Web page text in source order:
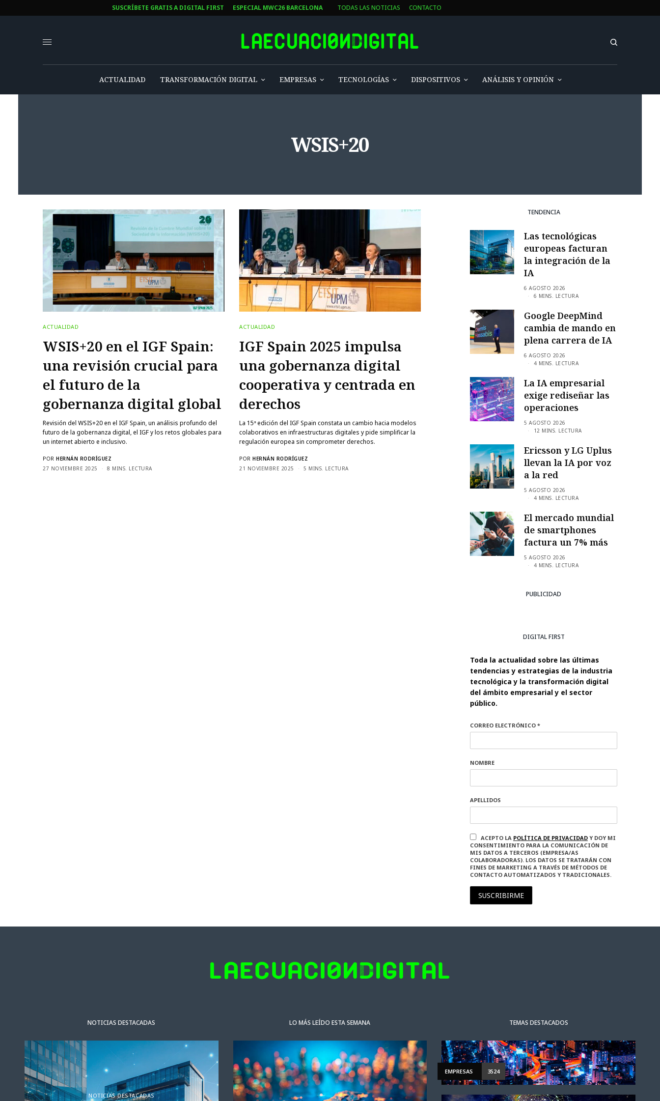
SUSCRÍBETE GRATIS A DIGITAL FIRST ESPECIAL MWC26 BARCELONA TODAS LAS NOTICIAS CONTACTO
ACTUALIDAD TRANSFORMACIÓN DIGITAL EMPRESAS TECNOLOGÍAS DISPOSITIVOS ANÁLISIS Y OPINIÓN
WSIS+20
ACTUALIDAD
WSIS+20 en el IGF Spain:
una revisión crucial para
el futuro de la
gobernanza digital global
Revisión del WSIS+20 en el IGF Spain, un análisis profundo del
futuro de la gobernanza digital, el IGF y los retos globales para
un internet abierto e inclusivo.
POR HERNÁN RODRÍGUEZ
27 NOVIEMBRE 2025
8 MINS. LECTURA
ACTUALIDAD
IGF Spain 2025 impulsa
una gobernanza digital
cooperativa y centrada en
derechos
La 15ª edición del IGF Spain constata un cambio hacia modelos
colaborativos en infraestructuras digitales y pide simplificar la
regulación europea sin comprometer derechos.
POR HERNÁN RODRÍGUEZ
21 NOVIEMBRE 2025
5 MINS. LECTURA
TENDENCIA
Las tecnológicas
europeas facturan
la integración de la
IA
6 AGOSTO 2026
6 MINS. LECTURA
Google DeepMind
cambia de mando en
plena carrera de IA
6 AGOSTO 2026
4 MINS. LECTURA
La IA empresarial
exige rediseñar las
operaciones
5 AGOSTO 2026
12 MINS. LECTURA
Ericsson y LG Uplus
llevan la IA por voz
a la red
5 AGOSTO 2026
4 MINS. LECTURA
El mercado mundial
de smartphones
factura un 7% más
5 AGOSTO 2026
4 MINS. LECTURA
PUBLICIDAD
DIGITAL FIRST
Toda la actualidad sobre las últimas
tendencias y estrategias de la industria
tecnológica y la transformación digital
del ámbito empresarial y el sector
público.
CORREO ELECTRÓNICO *
NOMBRE
APELLIDOS
ACEPTO LA POLÍTICA DE PRIVACIDAD Y DOY MI
CONSENTIMIENTO PARA LA COMUNICACIÓN DE
MIS DATOS A TERCEROS (EMPRESA/AS
COLABORADORAS). LOS DATOS SE TRATARÁN CON
FINES DE MARKETING A TRAVÉS DE MÉTODOS DE
CONTACTO AUTOMATIZADOS Y TRADICIONALES.
SUSCRIBIRME
NOTICIAS DESTACADAS
NOTICIAS DESTACADAS ACTUALIDAD NOTICIAS DESTACADAS
LO MÁS LEÍDO ESTA SEMANA TEMAS DESTACADOS
EMPRESAS 3524